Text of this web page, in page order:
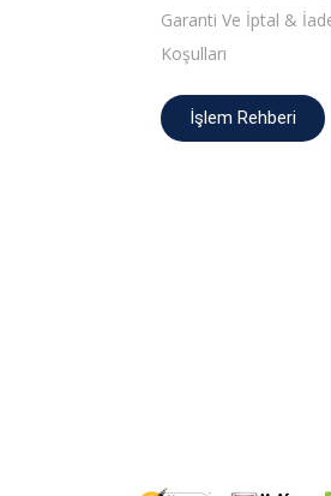
Garanti Ve İptal &
Koşulları
İşlem Rehberi